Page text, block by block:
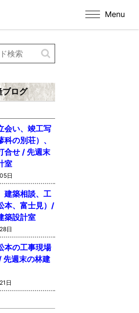
Menu
ブログ
会い、竣工写
の別荘）、
合せ / 先週末
室
日
建築相談、工
本、富士見）/
築設計室
日
本の工事現場
先週末の林建
日